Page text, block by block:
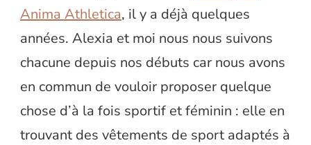
Anima Athletica, il y a déjà quelques
années. Alexia et moi nous nous suivons
chacune depuis nos débuts car nous avons
en commun de vouloir proposer quelque
chose d’à la fois sportif et féminin : elle en
trouvant des vêtements de sport adaptés à